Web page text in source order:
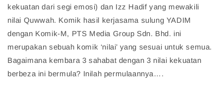
kekuatan dari segi emosi) dan Izz Hadif yang mewakili
nilai Quwwah. Komik hasil kerjasama sulung YADIM
dengan Komik-M, PTS Media Group Sdn. Bhd. ini
merupakan sebuah komik ‘nilai’ yang sesuai untuk semua.
Bagaimana kembara 3 sahabat dengan 3 nilai kekuatan
berbeza ini bermula? Inilah permulaannya….